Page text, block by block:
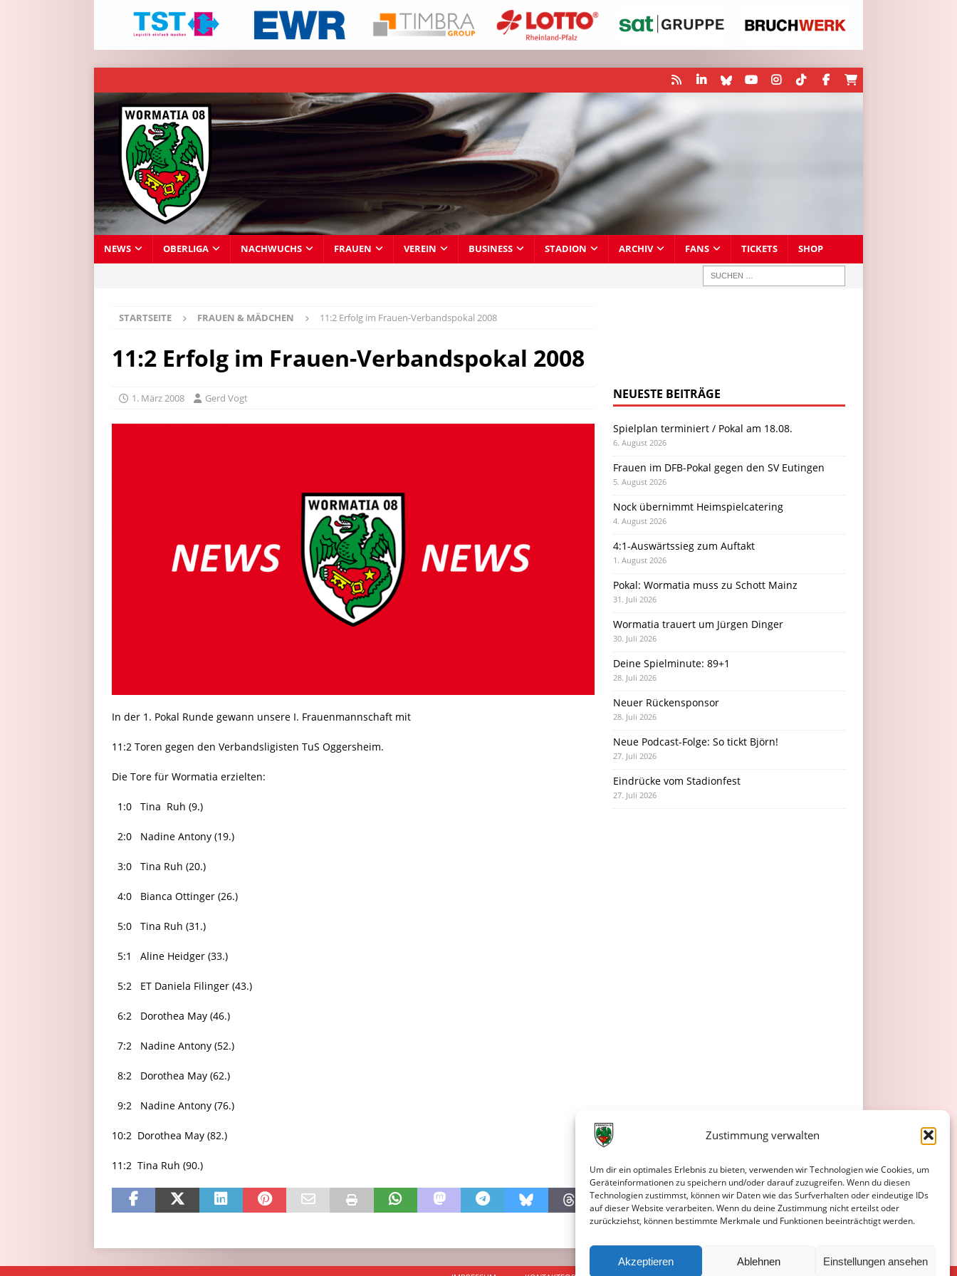
Zustimmung verwalten
Um dir ein optimales Erlebnis zu bieten, verwenden wir Technologien wie Cookies, um
Geräteinformationen zu speichern und/oder darauf zuzugreifen. Wenn du diesen
Technologien zustimmst, können wir Daten wie das Surfverhalten oder eindeutige IDs
auf dieser Website verarbeiten. Wenn du deine Zustimmung nicht erteilst oder
zurückziehst, können bestimmte Merkmale und Funktionen beeinträchtigt werden.
Akzeptieren Ablehnen Einstellungen ansehen
NEWS OBERLIGA NACHWUCHS FRAUEN VEREIN BUSINESS STADION ARCHIV FANS TICKETS SHOP
STARTSEITE FRAUEN & MÄDCHEN 11:2 Erfolg im Frauen-Verbandspokal 2008
11:2 Erfolg im Frauen-Verbandspokal 2008
1. März 2008 Gerd Vogt
In der 1. Pokal Runde gewann unsere I. Frauenmannschaft mit
11:2 Toren gegen den Verbandsligisten TuS Oggersheim.
Die Tore für Wormatia erzielten:
1:0 Tina Ruh (9.)
2:0 Nadine Antony (19.)
3:0 Tina Ruh (20.)
4:0 Bianca Ottinger (26.)
5:0 Tina Ruh (31.)
5:1 Aline Heidger (33.)
5:2 ET Daniela Filinger (43.)
6:2 Dorothea May (46.)
7:2 Nadine Antony (52.)
8:2 Dorothea May (62.)
9:2 Nadine Antony (76.)
10:2 Dorothea May (82.)
11:2 Tina Ruh (90.)
NEUESTE BEITRÄGE
Spielplan terminiert / Pokal am 18.08.
6. August 2026
Frauen im DFB-Pokal gegen den SV Eutingen
5. August 2026
Nock übernimmt Heimspielcatering
4. August 2026
4:1-Auswärtssieg zum Auftakt
1. August 2026
Pokal: Wormatia muss zu Schott Mainz
31. Juli 2026
Wormatia trauert um Jürgen Dinger
30. Juli 2026
Deine Spielminute: 89+1
28. Juli 2026
Neuer Rückensponsor
28. Juli 2026
Neue Podcast-Folge: So tickt Björn!
27. Juli 2026
Eindrücke vom Stadionfest
27. Juli 2026